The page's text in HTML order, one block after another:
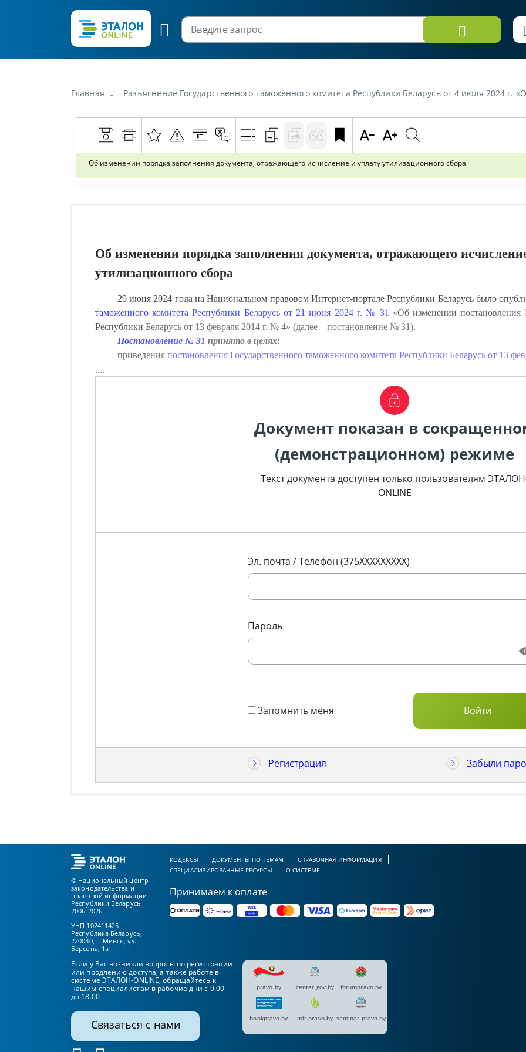
Главная Разъяснение Государственного таможенного комитета Республики Беларусь от 4 июля 2024 г. «Об изменении порядка заполнения
Об изменении порядка заполнения документа, отражающего исчисление и уплату утилизационного сбора
Об изменении порядка заполнения документа, отражающего
утилизационного сбора
29 июня 2024 года на Национальном правовом Интернет-портале Республики Беларусь было
таможенного комитета Республики Беларусь от 21 июня 2024 г. № 31 «Об изменении постановления
Республики Беларусь от 13 февраля 2014 г. № 4» (далее – постановление № 31).
Постановление № 31 принято в целях:
приведения постановления Государственного таможенного комитета Республики Беларусь от 13
....
Документ показан в
(демонстрационном) режиме
Текст документа доступен только пользователям
ONLINE
Эл. почта / Телефон (375XXXXXXXXX)
Пароль
Запомнить меня
Регистрация Забыли
© Национальный центр
законодательства и
правовой информации
Республики Беларусь
2006-2026
УНП 102411425
Республика Беларусь,
220030, г. Минск, ул.
Берсона, 1а
КОДЕКСЫ ДОКУМЕНТЫ ПО ТЕМАМ
СПРАВОЧНАЯ ИНФОРМАЦИЯ
СПЕЦИАЛИЗИРОВАННЫЕ РЕСУРСЫ
О СИСТЕМЕ
Принимаем к оплате
Если у Вас возникли вопросы по регистрации
или продлению доступа, а также работе в
системе ЭТАЛОН-ONLINE, обращайтесь к
нашим специалистам в рабочие дни с 9.00
до 18.00
Связаться с нами
pravo.by center.gov.by forumpravo.by
bookpravo.by mir.pravo.by seminar.pravo.by